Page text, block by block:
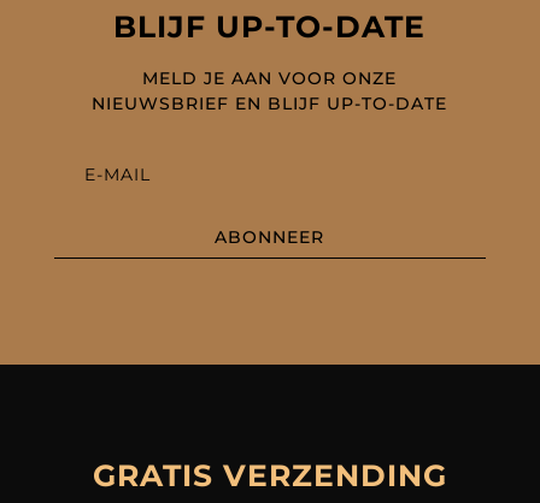
BLIJF UP-TO-DATE
MELD JE AAN VOOR ONZE
NIEUWSBRIEF EN BLIJF UP-TO-DATE
ABONNEER
GRATIS VERZENDING